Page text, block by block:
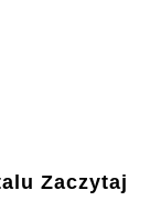
Zaczytaj